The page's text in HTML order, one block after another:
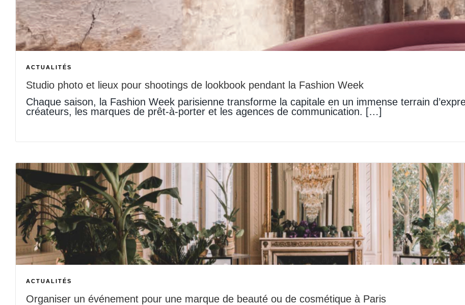
ACTUALITÉS
Studio photo et lieux pour shootings de lookbook pendant la Fashion Week
Chaque saison, la Fashion Week parisienne transforme la capitale en un immense terrain
créateurs, les marques de prêt-à-porter et les agences de communication. […]
ACTUALITÉS
Organiser un événement pour une marque de beauté ou de cosmétique à Paris